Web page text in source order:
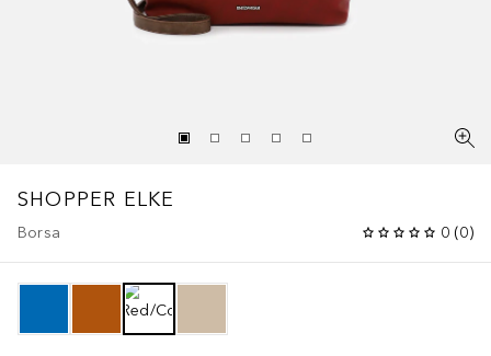
SHOPPER ELKE
Borsa 0 (0)